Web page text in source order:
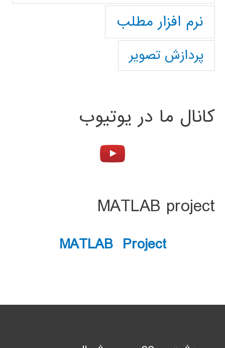
نرم افزار مطلب
پردازش تصویر
کانال ما در یوتیوب
MATLAB project
MATLAB Project